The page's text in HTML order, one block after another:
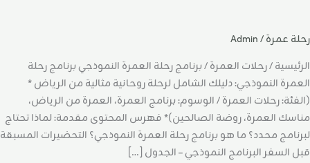
رحلة عمرة/
Admin
الرئيسية / رحلات العمرة / برنامج رحلة العمرة النموذجي برنامج رحلة
العمرة النموذجي: دليلك الشامل لرحلة روحانية مثالية من الرياض *
(الفئة: رحلات العمرة / الوسوم: برنامج العمرة، العمرة من الرياض،
مناسك العمرة، روضة الصالحين)* فهرس المحتوى مقدمة: لماذا تحتاج
لبرنامج محدد؟ ما هو برنامج رحلة العمرة النموذجي؟ التحضيرات المسبقة
قبل السفر البرنامج النموذجي – الجدول […]